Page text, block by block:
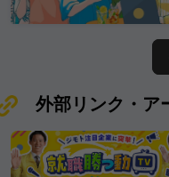
外部リンク・ア